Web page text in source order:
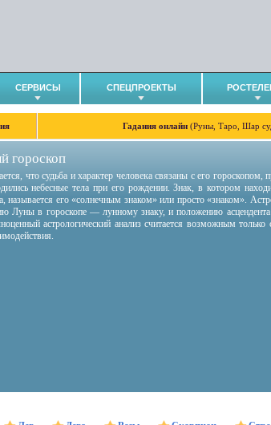
СЕРВИСЫ СПЕЦПРОЕКТЫ
Гадания онлайн (Руны, Таро, Шар
гороскоп
что судьба и характер человека связаны с его
небесные тела при его рождении. Знак, в котором
называется его «солнечным знаком» или просто «знаком».
Луны в гороскопе — лунному знаку, и положению
астрологический анализ считается возможным только